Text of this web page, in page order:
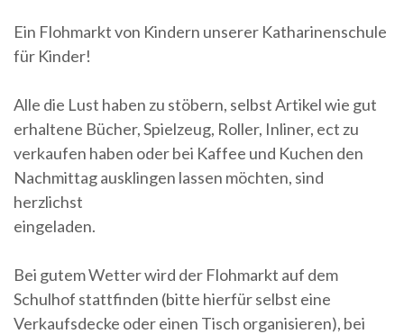
Ein Flohmarkt von Kindern unserer Katharinenschule
für Kinder!
Alle die Lust haben zu stöbern, selbst Artikel wie gut
erhaltene Bücher, Spielzeug, Roller, Inliner, ect zu
verkaufen haben oder bei Kaffee und Kuchen den
Nachmittag ausklingen lassen möchten, sind
herzlichst
eingeladen.
Bei gutem Wetter wird der Flohmarkt auf dem
Schulhof stattfinden (bitte hierfür selbst eine
Verkaufsdecke oder einen Tisch organisieren), bei